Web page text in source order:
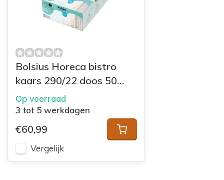
Bolsius Horeca bistro
kaars 290/22 doos 50
Wit
Op voorraad
3 tot 5 werkdagen
€60,99
Vergelijk